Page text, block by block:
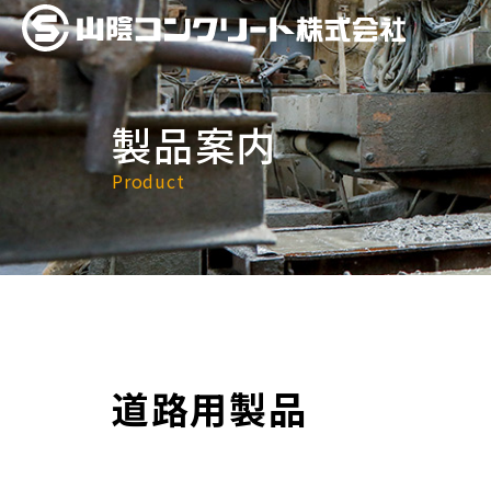
製品案内
Product
道路用製品